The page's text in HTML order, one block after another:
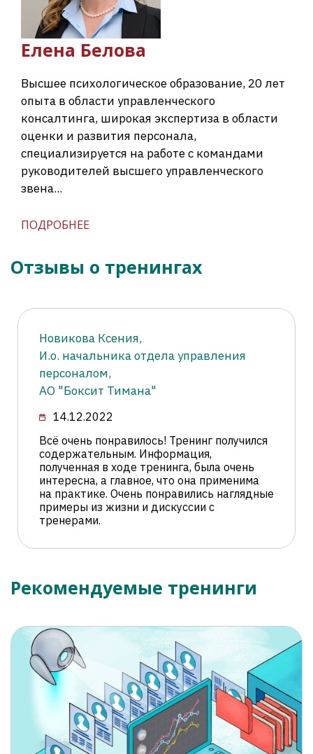
Елена Белова
Высшее психологическое образование, 20 лет
опыта в области управленческого
консалтинга, широкая экспертиза в области
оценки и развития персонала,
специализируется на работе с командами
руководителей высшего управленческого
звена...
ПОДРОБНЕЕ
Отзывы о тренингах
Новикова Ксения,
И.о. начальника отдела управления
персоналом,
АО "Боксит Тимана"
14.12.2022
Всё очень понравилось! Тренинг получился
содержательным. Информация,
полученная в ходе тренинга, была очень
интересна, а главное, что она применима
на практике. Очень понравились наглядные
примеры из жизни и дискуссии с
тренерами.
Рекомендуемые тренинги